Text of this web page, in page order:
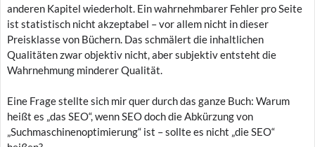
anderen Kapitel wiederholt. Ein wahrnehmbarer Fehler pro Seite
ist statistisch nicht akzeptabel – vor allem nicht in dieser
Preisklasse von Büchern. Das schmälert die inhaltlichen
Qualitäten zwar objektiv nicht, aber subjektiv entsteht die
Wahrnehmung minderer Qualität.
Eine Frage stellte sich mir quer durch das ganze Buch: Warum
heißt es „das SEO“, wenn SEO doch die Abkürzung von
„Suchmaschinenoptimierung“ ist – sollte es nicht „die SEO“